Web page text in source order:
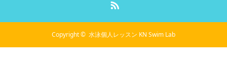
Copyright © 水泳個人レッスン KN Swim Lab